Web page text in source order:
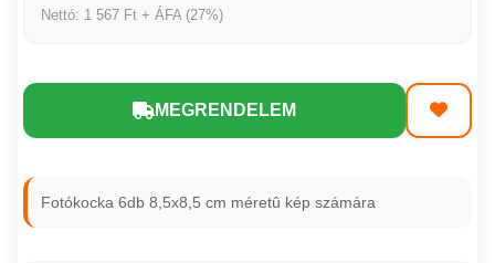
Nettó: 1 567 Ft + ÁFA (27%)
MEGRENDELEM
Fotókocka 6db 8,5x8,5 cm méretû kép számára